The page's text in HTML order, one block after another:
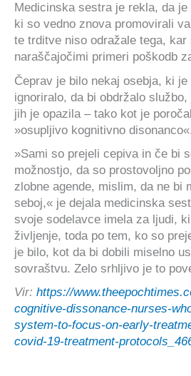
Medicinska sestra je rekla, da
ki so vedno znova promovirali
te trditve niso odražale tega, kar
naraščajočimi primeri poškodb
Čeprav je bilo nekaj osebja, ki
ignoriralo, da bi obdržalo
jih je opazila – tako kot je
»osupljivo kognitivno disonanco«.
»Sami so prejeli cepiva in če bi
možnostjo, da so prostovoljno
zlobne agende, mislim, da ne bi
seboj,« je dejala medicinska
svoje sodelavce imela za ljudi,
življenje, toda po tem, ko so
je bilo, kot da bi dobili miselno
sovraštvu. Zelo srhljivo je to
Vir: https://
cognitive-dissonance-nurses-
system-to-focus-on-early-
covid-19-treatment-